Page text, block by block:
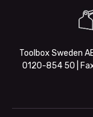
Toolbox Sweden
0120-854 50 |